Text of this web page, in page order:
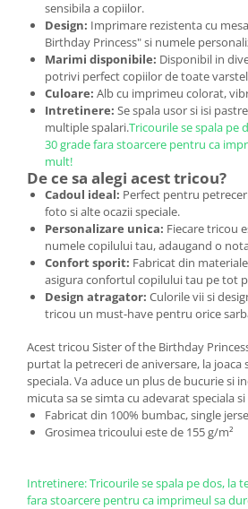
sensibila a copiilor.
Design: Imprimare rezistenta cu
Birthday Princess" si numele
Marimi disponibile: Disponibil in
potrivi perfect copiilor de toate
Culoare: Alb cu imprimeu colorat,
Intretinere: Se spala usor si isi
multiple spalari.Tricourile se spala pe
30 grade fara stoarcere pentru ca
mult!
De ce sa alegi acest tricou?
Cadoul ideal: Perfect pentru
foto si alte ocazii speciale.
Personalizare unica: Fiecare tricou
numele copilului tau, adaugand o
Confort sporit: Fabricat din
asigura confortul copilului tau pe tot
Design atragator: Culorile vii si
tricou un must-have pentru orice
Acest tricou Sister of the Birthday
purtat la petreceri de aniversare, la joaca
speciala. Va aduce un plus de bucurie si
micuta sa se simta cu adevarat speciala
Fabricat din 100% bumbac, single
Grosimea tricoului este de 155 g/m²
Intretinere: Tricourile se spala pe dos, la
fara stoarcere pentru ca imprimeul sa